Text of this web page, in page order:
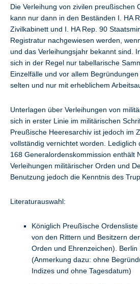
Die Verleihung von zivilen preußischen
kann nur dann in den Beständen I. HA
Zivilkabinett und I. HA Rep. 90
Registratur nachgewiesen werden,
und das Verleihungsjahr bekannt sind.
sich in der Regel nur tabellarische
Einzelfälle und vor allem
selten und nur mit erheblichem
Unterlagen über Verleihungen von
sich in erster Linie im militärischen
Preußische Heeresarchiv ist jedoch im
vollständig vernichtet worden. Lediglich
168 Generalordenskommission enthält
Verleihungen militärischer Orden und
Benutzung jedoch die Kenntnis des
Literaturauswahl:
Königlich Preußische
von den Rittern und Besitzern
Orden und Ehrenzeichen). Berlin
(Anmerkung dazu: ohne
Indizes und ohne Tagesdatum)